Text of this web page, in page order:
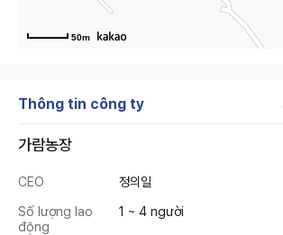
50m
Thông tin công ty
가람농장
CEO
정의일
Số lượng lao
động
1 ~ 4 người